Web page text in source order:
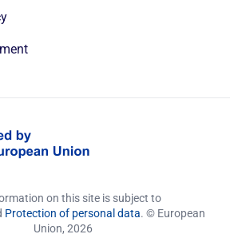
on this site is subject to
Protection of personal data. © European
Union, 2026